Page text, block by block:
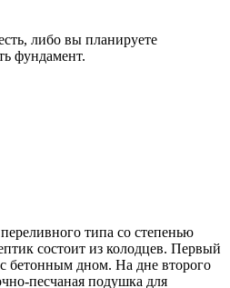
либо вы планируете
фундамент.
типа со степенью
состоит из колодцев. Первый
бетонным дном. На дне второго
песчаная подушка для